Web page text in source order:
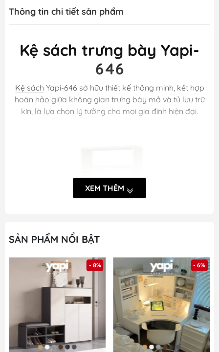
Thông tin chi tiết sản phẩm
Kệ sách trưng bày Yapi-
646
Kệ sách Yapi-646 sở hữu thiết kế thông minh, kết hợp
hoàn hảo giữa không gian trưng bày mở và tủ lưu trữ
kín, là lựa chọn lý tưởng cho mọi gia đình hiện đại.
Khách hàng tham khảo kĩ thông tin về sản phẩm trước
XEM THÊM
SẢN PHẨM NỔI BẬT
- 8% - 6%